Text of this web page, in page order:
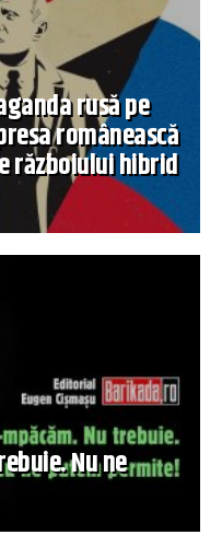
rusă pe
românească
războiului hibrid
Nu ne